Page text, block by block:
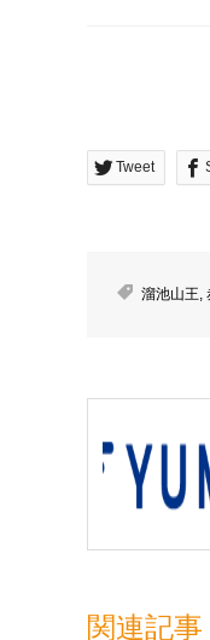
Tweet
溜池山王,
関連記事